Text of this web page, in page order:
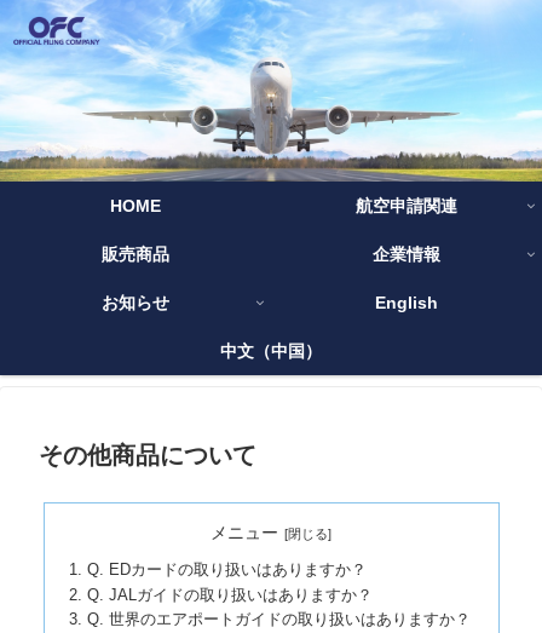
HOME 航空申請関連
販売商品 企業情報
お知らせ English
中文（中国）
その他商品について
メニュー
Q. EDカードの取り扱いはありますか？
Q. JALガイドの取り扱いはありますか？
Q. 世界のエアポートガイドの取り扱いはありますか？